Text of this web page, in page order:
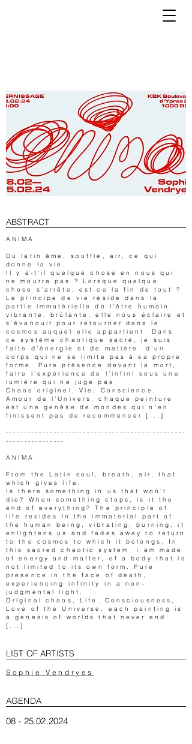
K
ABSTRACT
ANIMA
Du latin âme, souffle, air, ce qui
donne la vie.
Il y a-t’il quelque chose en nous qui
ne mourra pas ? Lorsque quelque
chose s’arrête, est-ce la fin de tout ?
Le principe de vie réside dans la
partie immatérielle de l’être humain,
vibrante, brûlante, elle nous éclaire et
s’évanouit pour retourner dans le
cosmos auquel elle appartient. Dans
ce système chaotique sacré, je suis
faite d’énergie et de matière, d’un
corps qui ne se limite pas à sa propre
forme. Pure présence devant la mort,
faire l’expérience de l’infini sous une
lumière qui ne juge pas.
Chaos originel, Vie, Conscience,
Amour de l’Univers, chaque peinture
est une genèse de mondes qui n’en
finissent pas de recommencer [...]
-------------------------------------------------
----------------
ANIMA
From the Latin soul, breath, air, that
which gives life.
Is there something in us that won't
die? When something stops, is it the
end of everything? The principle of
life resides in the immaterial part of
the human being, vibrating, burning, it
enlightens us and fades away to return
to the cosmos to which it belongs. In
this sacred chaotic system, I am made
of energy and matter, of a body that is
not limited to its own form. Pure
presence in the face of death,
experiencing infinity in a non-
judgmental light.
Original chaos, Life, Consciousness,
Love of the Universe, each painting is
a genesis of worlds that never end
[...]
LIST OF ARTISTS
Sophie Vendryes
AGENDA
08 - 25.02.2024